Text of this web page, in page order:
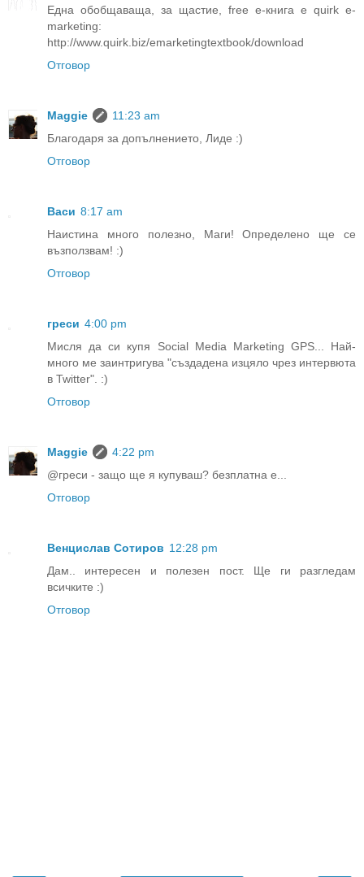
Една обобщаваща, за щастие, free е-книга е quirk e-
marketing:
http://www.quirk.biz/emarketingtextbook/download
Отговор
Maggie
11:23 am
Благодаря за допълнението, Лиде :)
Отговор
Васи 8:17 am
Наистина много полезно, Маги! Определено ще се
възползвам! :)
Отговор
греси 4:00 pm
Мисля да си купя Social Media Marketing GPS... Най-
много ме заинтригува "създадена изцяло чрез интервюта
в Twitter". :)
Отговор
Maggie
4:22 pm
@греси - защо ще я купуваш? безплатна е...
Отговор
Венцислав Сотиров 12:28 pm
Дам.. интересен и полезен пост. Ще ги разгледам
всичките :)
Отговор